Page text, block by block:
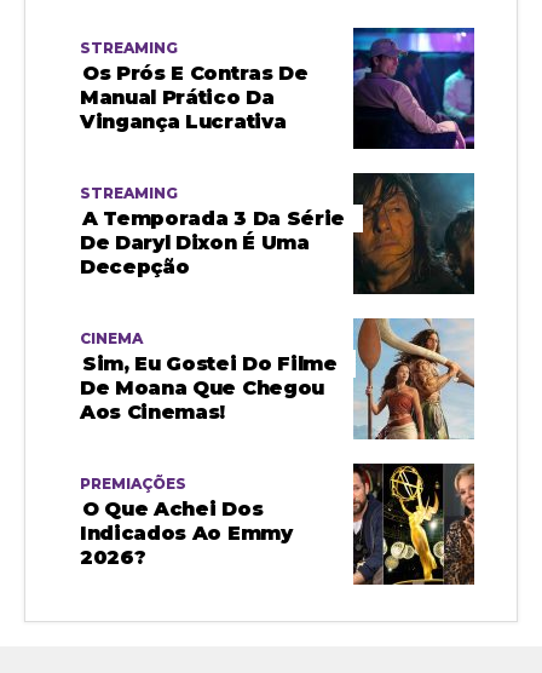
STREAMING
Os Prós E Contras De
Manual Prático Da
Vingança Lucrativa
STREAMING
A Temporada 3 Da Série
De Daryl Dixon É Uma
Decepção
CINEMA
Sim, Eu Gostei Do Filme
De Moana Que Chegou
Aos Cinemas!
PREMIAÇÕES
O Que Achei Dos
Indicados Ao Emmy
2026?